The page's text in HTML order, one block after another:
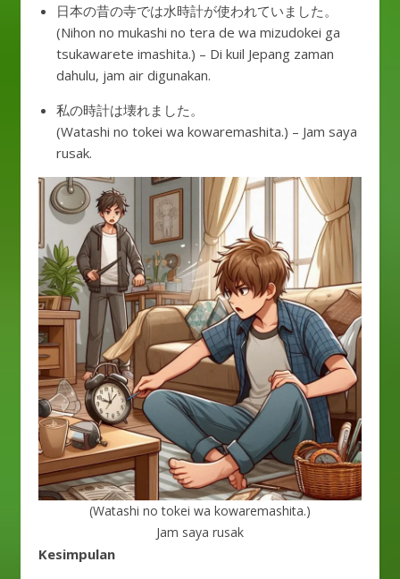
日本の昔の寺では水時計が使われていました。
(Nihon no mukashi no tera de wa mizudokei ga
tsukawarete imashita.) – Di kuil Jepang zaman
dahulu, jam air digunakan.
私の時計は壊れました。
(Watashi no tokei wa kowaremashita.) – Jam saya
rusak.
(Watashi no tokei wa kowaremashita.)
Jam saya rusak
Kesimpulan